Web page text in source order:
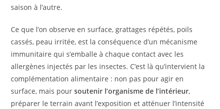
saison à l’autre.
Ce que l’on observe en surface, grattages répétés, poils
cassés, peau irritée, est la conséquence d’un mécanisme
immunitaire qui s’emballe à chaque contact avec les
allergènes injectés par les insectes. C’est là qu’intervient la
complémentation alimentaire : non pas pour agir en
surface, mais poursoutenir l’organisme de l’intérieur,
préparer le terrain avant l’exposition et atténuer l’intensité